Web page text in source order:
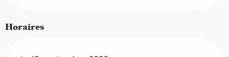
Horaires